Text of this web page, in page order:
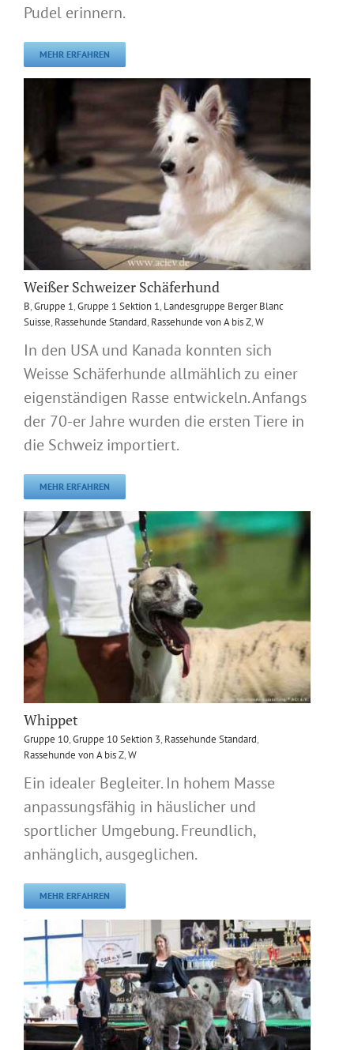
Pudel erinnern.
MEHR ERFAHREN
Weißer Schweizer Schäferhund
B,Gruppe 1,Gruppe 1 Sektion 1, Landesgruppe Berger Blanc
Suisse, Rassehunde Standard, Rassehunde von A bis Z,W
In den USA und Kanada konnten sich
Weisse Schäferhunde allmählich zu einer
eigenständigen Rasse entwickeln. Anfangs
der 70-er Jahre wurden die ersten Tiere in
die Schweiz importiert.
MEHR ERFAHREN
Whippet
Gruppe 10,Gruppe 10 Sektion 3, Rassehunde Standard,
Rassehunde von A bis Z,W
Ein idealer Begleiter. In hohem Masse
anpassungsfähig in häuslicher und
sportlicher Umgebung. Freundlich,
anhänglich, ausgeglichen.
MEHR ERFAHREN